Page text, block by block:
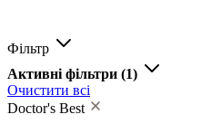
Фільтр
Активні фільтри (1)
Очистити всі
Doctor's Best